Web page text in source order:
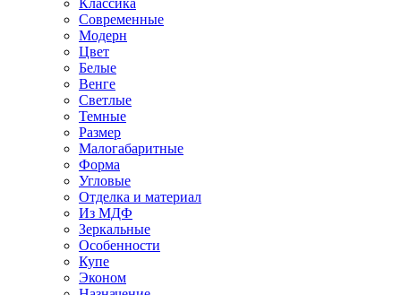
Классика
Современные
Модерн
Цвет
Белые
Венге
Светлые
Темные
Размер
Малогабаритные
Форма
Угловые
Отделка и материал
Из МДФ
Зеркальные
Особенности
Купе
Эконом